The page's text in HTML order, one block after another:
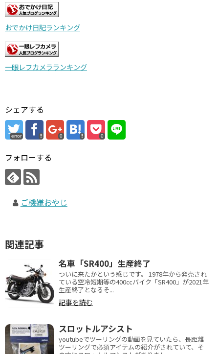
おでかけ日記ランキング
一眼レフカメラランキング
シェアする
error 0 0
フォローする
ご機嫌おやじ
関連記事
名車「SR400」生産終了
ついに来たかという感じです。 1978年から発売され
ている空冷短期等の400㏄バイク「SR400」が2021年
生産終了となるそ...
記事を読む
スロットルアシスト
youtubeでツーリングの動画を見ていたら、長距離
ツーリングで必須アイテムの紹介がされていて、そ